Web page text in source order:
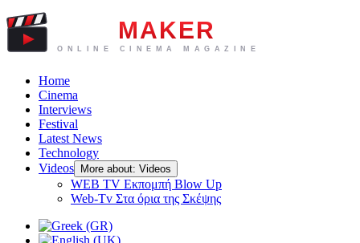
Home
Cinema
Interviews
Festival
Latest News
Technology
Videos
More about: Videos
WEB TV Eκπομπή Blow Up
Web-Tv Στα όρια της Σκέψης